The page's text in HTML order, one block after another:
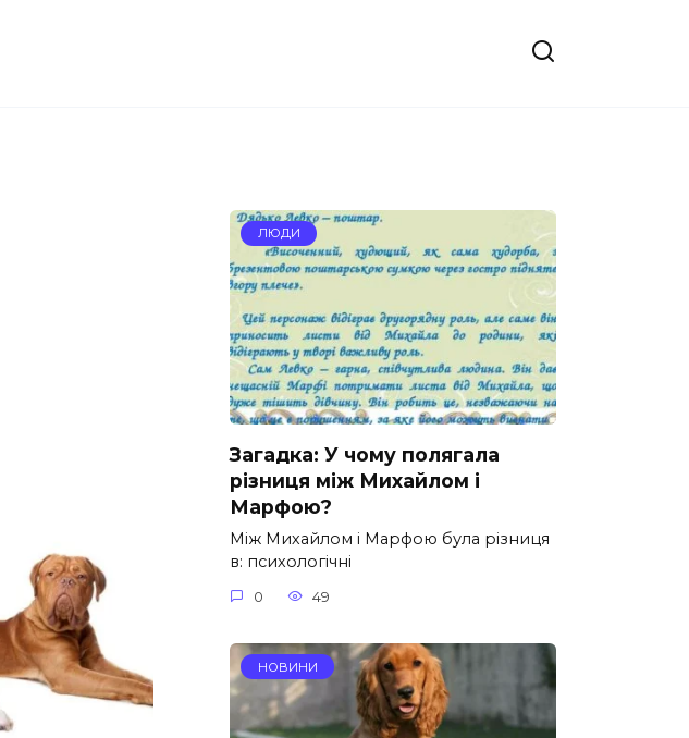
ЛЮДИ
Загадка: У чому полягала
різниця між Михайлом і
Марфою?
Між Михайлом і Марфою була різниця
в: психологічні
0 49
НОВИНИ